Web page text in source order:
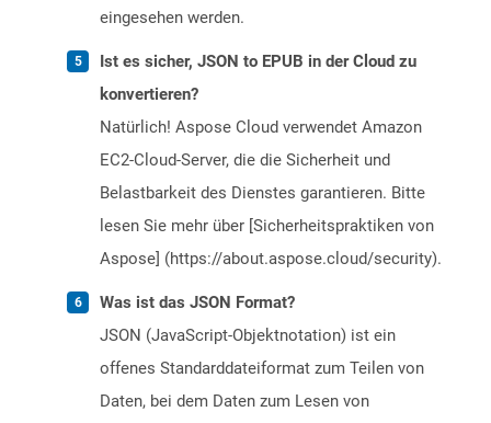
eingesehen werden.
Ist es sicher, JSON to EPUB in der Cloud zu
konvertieren?
Natürlich! Aspose Cloud verwendet Amazon
EC2-Cloud-Server, die die Sicherheit und
Belastbarkeit des Dienstes garantieren. Bitte
lesen Sie mehr über [Sicherheitspraktiken von
Aspose] (https://about.aspose.cloud/security).
Was ist das JSON Format?
JSON (JavaScript-Objektnotation) ist ein
offenes Standarddateiformat zum Teilen von
Daten, bei dem Daten zum Lesen von